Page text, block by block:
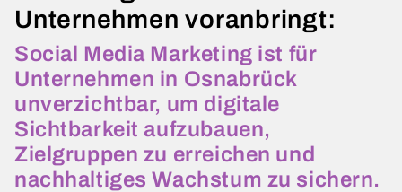
Unternehmen voranbringt:
Social Media Marketing ist für
Unternehmen in Osnabrück
unverzichtbar, um digitale
Sichtbarkeit aufzubauen,
Zielgruppen zu erreichen und
nachhaltiges Wachstum zu sichern.